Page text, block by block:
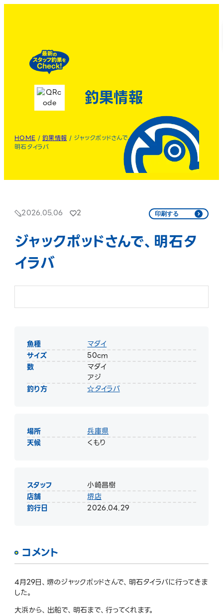
釣果情報
HOME /釣果情報 / ジャックポッドさんで、
明石タイラバ
2026.05.06 2 印刷する
ジャックポッドさんで、明石タ
イラバ
魚種
マダイ
サイズ
50cm
数
マダイ
アジ
釣り方
☆タイラバ
場所
兵庫県
天候
くもり
スタッフ
小崎昌樹
店舗
堺店
釣行日
2026.04.29
コメント
4月29日、堺のジャックポッドさんで、明石タイラバに行ってきま
した。
大浜から、出船で、明石まで、行ってくれます。